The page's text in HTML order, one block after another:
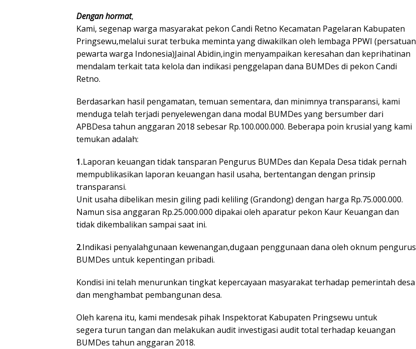
Dengan hormat,
Kami, segenap warga masyarakat pekon Candi Retno Kecamatan Pagelaran Kabupaten
Pringsewu,melalui surat terbuka meminta yang diwakilkan oleh lembaga PPWI (persatuan
pewarta warga Indonesia)Jainal Abidin,ingin menyampaikan keresahan dan keprihatinan
mendalam terkait tata kelola dan indikasi penggelapan dana BUMDes di pekon Candi
Retno.
Berdasarkan hasil pengamatan, temuan sementara, dan minimnya transparansi, kami
menduga telah terjadi penyelewengan dana modal BUMDes yang bersumber dari
APBDesa tahun anggaran 2018 sebesar Rp.100.000.000. Beberapa poin krusial yang kami
temukan adalah:
1.Laporan keuangan tidak tansparan Pengurus BUMDes dan Kepala Desa tidak pernah
mempublikasikan laporan keuangan hasil usaha, bertentangan dengan prinsip
transparansi.
Unit usaha dibelikan mesin giling padi keliling (Grandong) dengan harga Rp.75.000.000.
Namun sisa anggaran Rp.25.000.000 dipakai oleh aparatur pekon Kaur Keuangan dan
tidak dikembalikan sampai saat ini.
2.Indikasi penyalahgunaan kewenangan,dugaan penggunaan dana oleh oknum pengurus
BUMDes untuk kepentingan pribadi.
Kondisi ini telah menurunkan tingkat kepercayaan masyarakat terhadap pemerintah desa
dan menghambat pembangunan desa.
Oleh karena itu, kami mendesak pihak Inspektorat Kabupaten Pringsewu untuk
segera turun tangan dan melakukan audit investigasi audit total terhadap keuangan
BUMDes tahun anggaran 2018.